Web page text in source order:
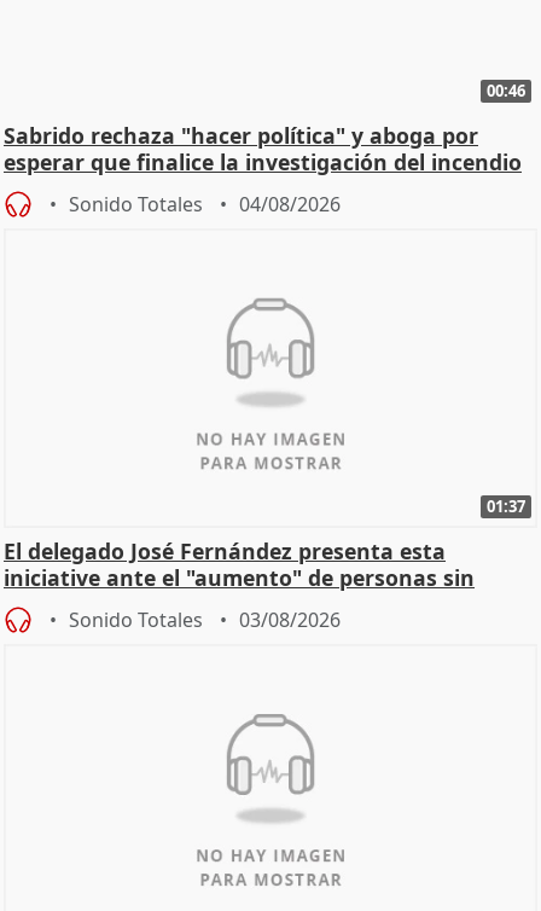
00:46
Sabrido rechaza "hacer política" y aboga por
esperar que finalice la investigación del incendio
Sonido Totales 04/08/2026
01:37
El delegado José Fernández presenta esta
iniciative ante el "aumento" de personas sin
hogar en Madri
Sonido Totales 03/08/2026